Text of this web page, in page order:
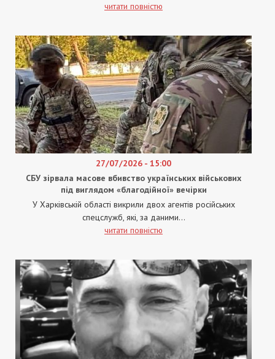
читати повністю
27/07/2026 - 15:00
СБУ зірвала масове вбивство українських військових
під виглядом «благодійної» вечірки
У Харківській області викрили двох агентів російських
спецслужб, які, за даними...
читати повністю